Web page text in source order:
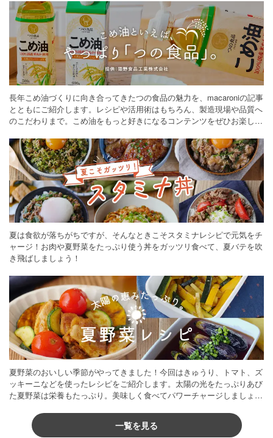
長年こめ油づくりに向き合ってきたつの食品の魅力を、macaroniの記事
とともにご紹介します。レシピや活用術はもちろん、製造現場や品質へ
のこだわりまで。こめ油をもっと好きになるコンテンツをぜひお楽しみ
夏は食欲が落ちがちですが、そんなときこそスタミナレシピで元気をチ
ャージ！お肉や夏野菜をたっぷり使う丼をガッツリ食べて、夏バテを吹
き飛ばしましょう！
夏野菜のおいしい季節がやってきました！今回はきゅうり、トマト、ズ
ッキーニなどを使ったレシピをご紹介します。太陽の光をたっぷりあび
た夏野菜は栄養もたっぷり。美味しく食べてパワーチャージしましょう
一覧を見る